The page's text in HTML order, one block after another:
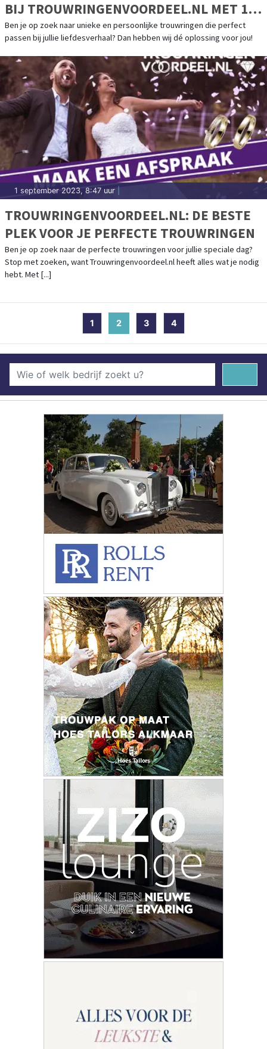
BIJ TROUWRINGENVOORDEEL.NL MET 100
EURO SHOPTEGOED
Ben je op zoek naar unieke en persoonlijke trouwringen die perfect
passen bij jullie liefdesverhaal? Dan hebben wij dé oplossing voor jou!
1 september 2023, 8:47 uur
TROUWRINGENVOORDEEL.NL: DE BESTE
PLEK VOOR JE PERFECTE TROUWRINGEN
Ben je op zoek naar de perfecte trouwringen voor jullie speciale dag?
Stop met zoeken, want Trouwringenvoordeel.nl heeft alles wat je nodig
hebt. Met [...]
1 2 (current)
3 4